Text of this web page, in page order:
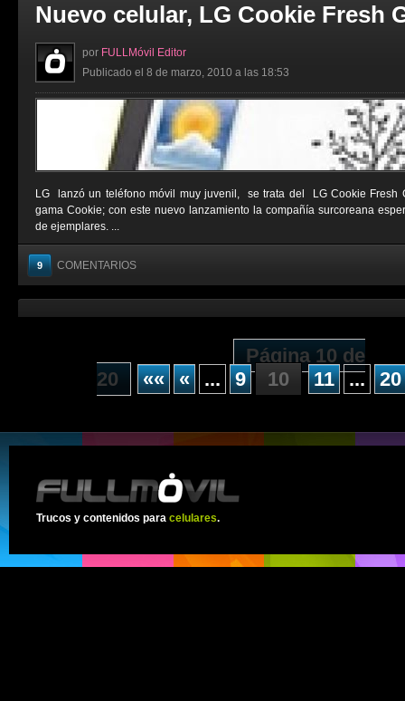
Nuevo celular, LG Cookie Fresh
por FULLMóvil Editor
Publicado el 8 de marzo, 2010 a las 18:53
LG lanzó un teléfono móvil muy juvenil, se trata del LG Cookie Fresh
gama Cookie; con este nuevo lanzamiento la compañía surcoreana
de ejemplares. ...
9 COMENTARIOS
Página 10 de
20
«« « ... 9 10 11 ... 20
Trucos y contenidos para celulares.